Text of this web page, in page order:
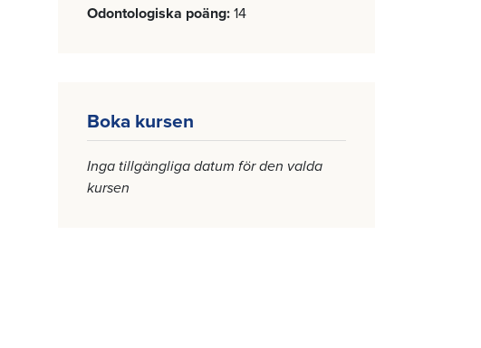
Odontologiska poäng 14
Boka kursen
Inga tillgängliga datum för den valda
kursen